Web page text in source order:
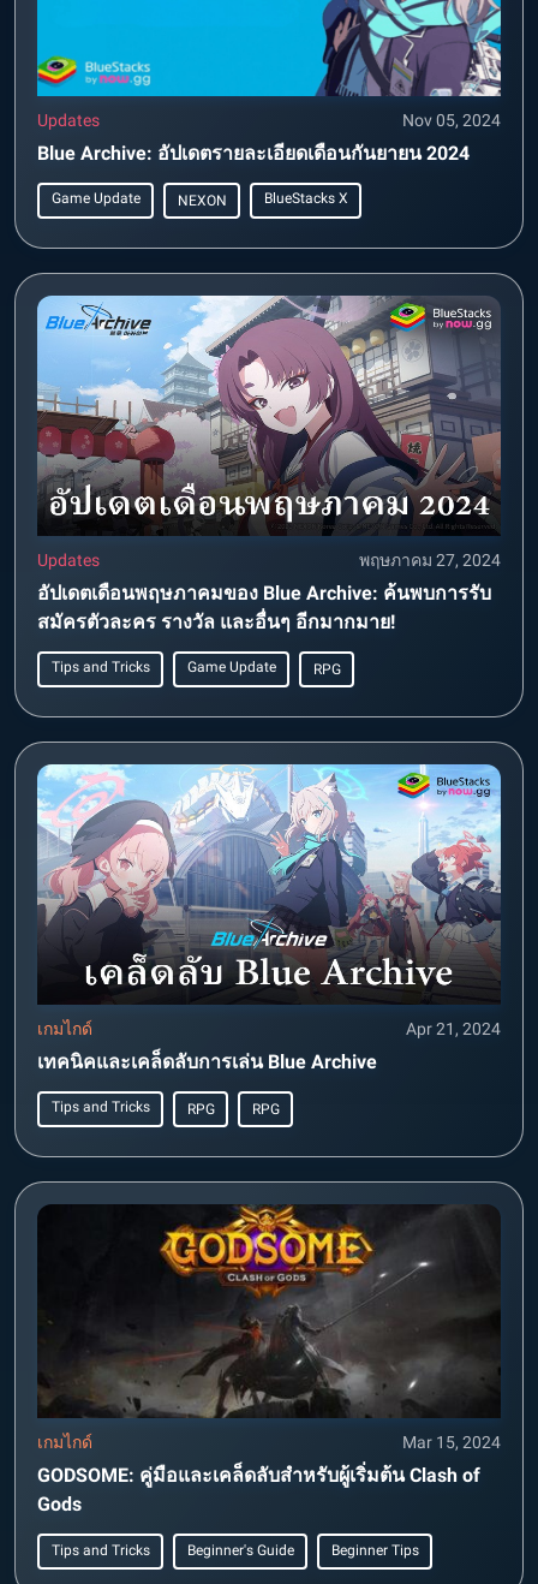
Updates Nov 05, 2024
Blue Archive: อัปเดตรายละเอียดเดือนกันยายน 2024
Game Update NEXON BlueStacks X
Updates พฤษภาคม 27, 2024
อัปเดตเดือนพฤษภาคมของ Blue Archive: ค้นพบการรับ
สมัครตัวละคร รางวัล และอื่นๆ อีกมากมาย!
Tips and Tricks Game Update RPG
เกมไกด์ Apr 21, 2024
เทคนิคและเคล็ดลับการเล่น Blue Archive
Tips and Tricks RPG RPG
เกมไกด์ Mar 15, 2024
GODSOME: คู่มือและเคล็ดลับสำหรับผู้เริ่มต้น Clash of
Gods
Tips and Tricks Beginner's Guide Beginner Tips